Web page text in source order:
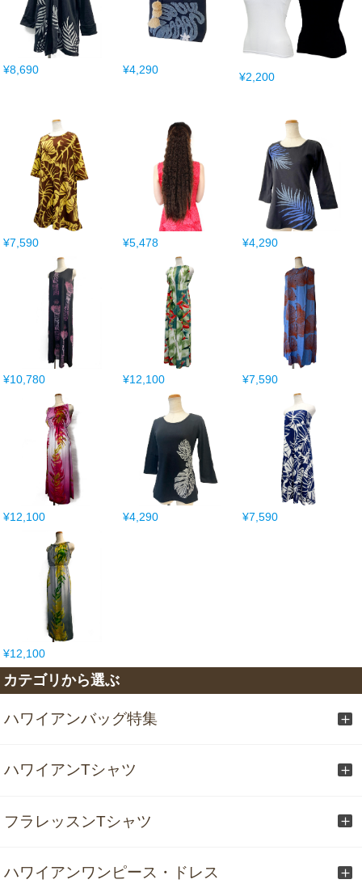
¥8,690 ¥4,290
¥2,200
¥7,590 ¥5,478 ¥4,290
¥10,780 ¥12,100 ¥7,590
¥12,100 ¥4,290 ¥7,590
¥12,100
カテゴリから選ぶ
ハワイアンバッグ特集
ハワイアンTシャツ
フラレッスンTシャツ
ハワイアンワンピース・ドレス